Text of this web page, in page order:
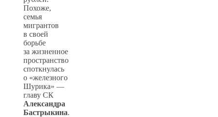
Похоже,
семья
мигрантов
в своей
борьбе
за жизненное
пространство
споткнулась
о «железного
Шурика» —
главу СК
Александра
Бастрыкина.